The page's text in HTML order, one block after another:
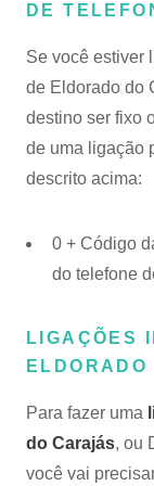
DE
Se você estiver
de Eldorado do
destino ser fixo
de uma ligação
descrito acima:
0 + Código
do telefone
LIGAÇÕES
Para fazer uma
do Carajás, ou
você vai